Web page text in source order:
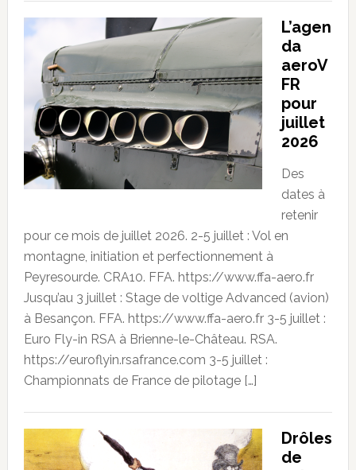
L’agen
da
aeroV
FR
pour
juillet
2026
Des
dates à
retenir
pour ce mois de juillet 2026. 2-5 juillet : Vol en
montagne, initiation et perfectionnement à
Peyresourde. CRA10. FFA. https://www.ffa-aero.fr
Jusqu’au 3 juillet : Stage de voltige Advanced (avion)
à Besançon. FFA. https://www.ffa-aero.fr 3-5 juillet :
Euro Fly-in RSA à Brienne-le-Château. RSA.
https://euroflyin.rsafrance.com 3-5 juillet :
Championnats de France de pilotage […]
Drôles
de